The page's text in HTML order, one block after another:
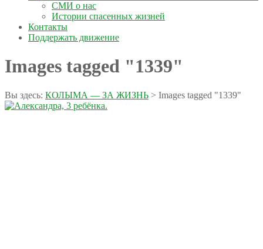
СМИ о нас
Истории спасенных жизней
Контакты
Поддержать движение
Images tagged "1339"
Вы здесь: КОЛЫМА — ЗА ЖИЗНЬ > Images tagged "1339"